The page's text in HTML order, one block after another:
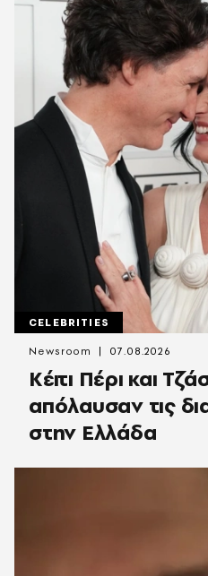
CELEBRITIES
Κέιτι Πέρι και
απόλαυσαν τις
στην Ελλάδα
Newsroom 07.08.2026